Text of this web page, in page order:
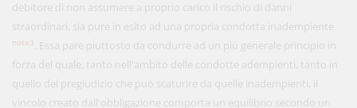
debitore di non assumere a proprio carico il rischio di danni
straordinari, sia pure in esito ad una propria condotta inadempiente
nota3
. Essa pare piuttosto da condurre ad un più generale principio in
forza del quale, tanto nell'ambito delle condotte adempienti, tanto in
quello del pregiudizio che può scaturire da quelle inadempienti, il
vincolo creato dall'obbligazione comporta un equilibrio secondo un